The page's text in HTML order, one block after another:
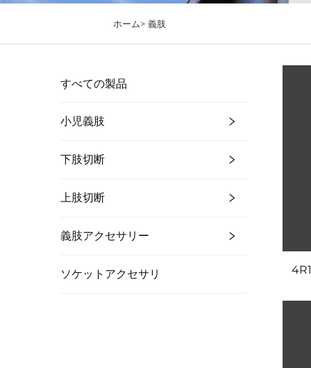
ホーム> 義肢
すべての製品
小児義肢
下肢切断
上肢切断
義肢アクセサリー
ソケットアクセサリ